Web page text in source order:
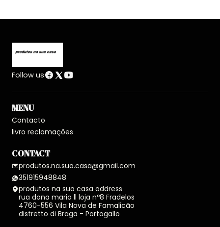
Follow us
MENU
Contacto
livro reclamações
CONTACT
produtos.na.sua.casa@gmail.com
351915948848
produtos na sua casa address
rua dona maria ll loja nº8 Fradelos
4760-556 Vila Nova de Famalicão
distretto di Braga - Portogallo